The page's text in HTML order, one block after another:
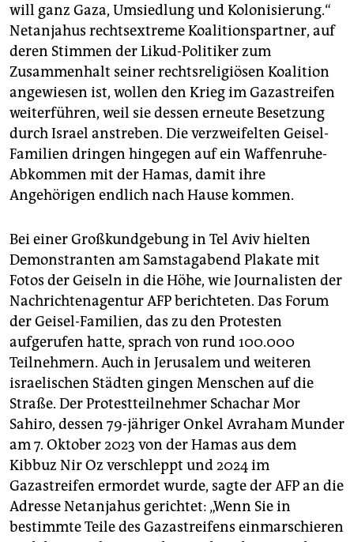
will ganz Gaza, Umsiedlung und Kolonisierung.“
Netanjahus rechtsextreme Koalitionspartner, auf
deren Stimmen der Likud-Politiker zum
Zusammenhalt seiner rechtsreligiösen Koalition
angewiesen ist, wollen den Krieg im Gazastreifen
weiterführen, weil sie dessen erneute Besetzung
durch Israel anstreben. Die verzweifelten Geisel-
Familien dringen hingegen auf ein Waffenruhe-
Abkommen mit der Hamas, damit ihre
Angehörigen endlich nach Hause kommen.
Bei einer Großkundgebung in Tel Aviv hielten
Demonstranten am Samstagabend Plakate mit
Fotos der Geiseln in die Höhe, wie Journalisten der
Nachrichtenagentur AFP berichteten. Das Forum
der Geisel-Familien, das zu den Protesten
aufgerufen hatte, sprach von rund 100.000
Teilnehmern. Auch in Jerusalem und weiteren
israelischen Städten gingen Menschen auf die
Straße. Der Protestteilnehmer Schachar Mor
Sahiro, dessen 79-jähriger Onkel Avraham Munder
am 7. Oktober 2023 von der Hamas aus dem
Kibbuz Nir Oz verschleppt und 2024 im
Gazastreifen ermordet wurde, sagte der AFP an die
Adresse Netanjahus gerichtet: „Wenn Sie in
bestimmte Teile des Gazastreifens einmarschieren